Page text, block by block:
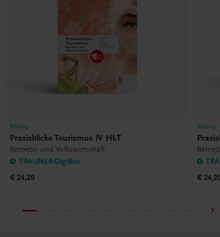
Bildung
Praxisblicke Tourismus IV HLT
Betriebs- und Volkswirtschaft
TRAUNER-DigiBox
€ 24,20
Bildung
€